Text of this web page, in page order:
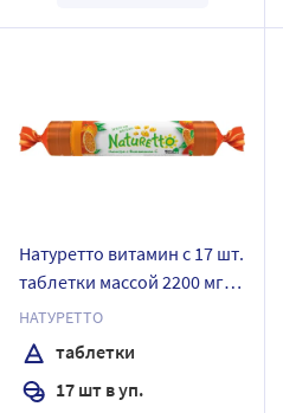
Натуретто витамин с 17 шт.
таблетки массой 2200 мг/
апельсин
НАТУРЕТТО
таблетки
17 шт в уп.